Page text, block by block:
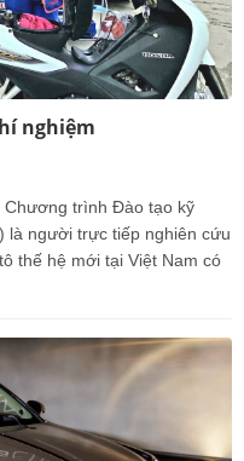
nghiệm
Chương trình Đào tạo kỹ
là người trực tiếp nghiên cứu
thế hệ mới tại Việt Nam có